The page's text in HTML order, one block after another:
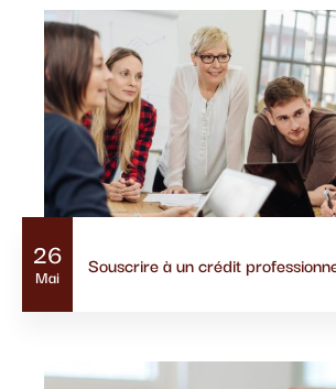
26
Mai Souscrire à un crédit